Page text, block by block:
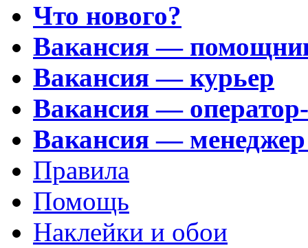
Что нового?
Вакансия —
Вакансия — курьер
Вакансия —
Вакансия —
Правила
Помощь
Наклейки и обои